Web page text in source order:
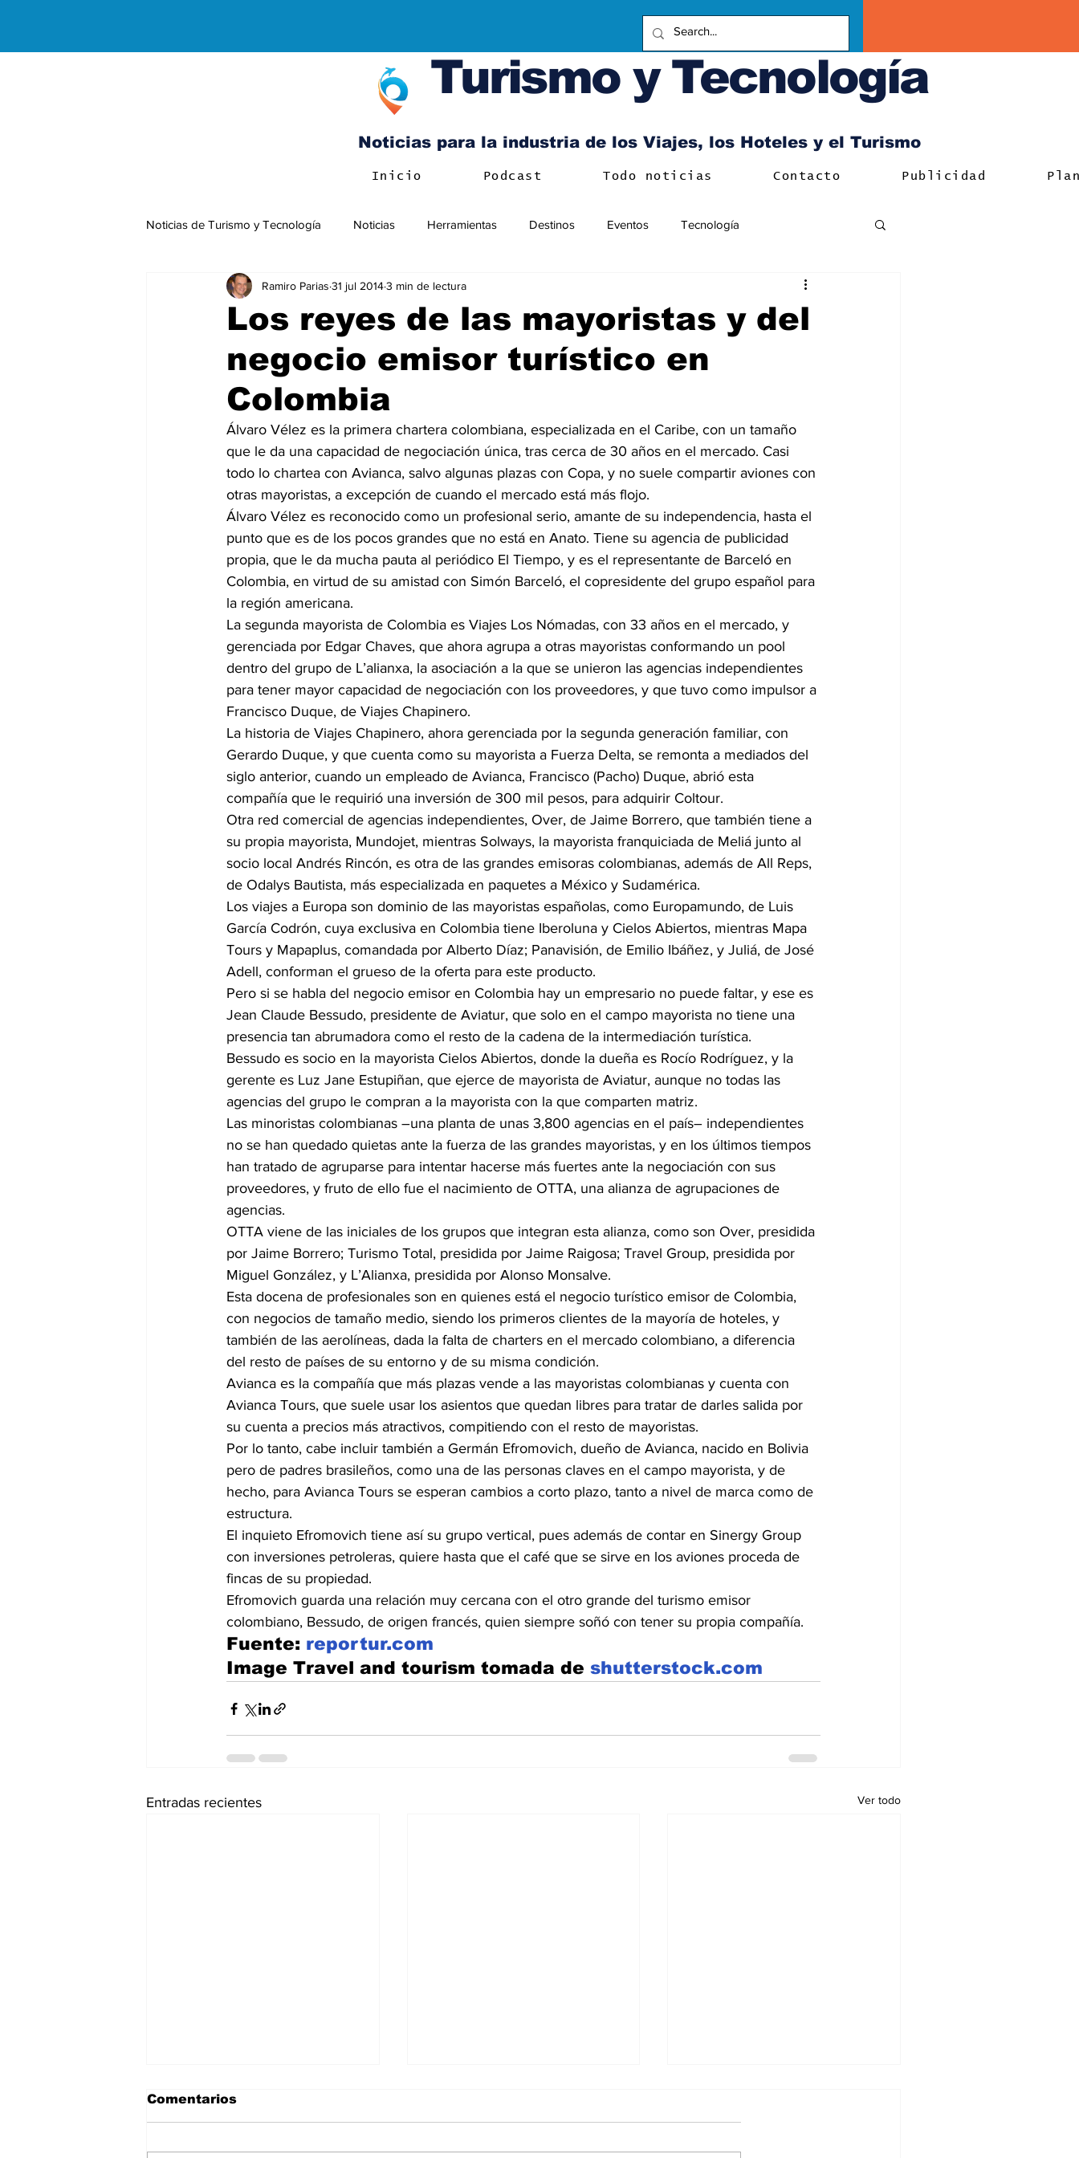
Turismo y Tecnología
Noticias para la industria de los Viajes, los Hoteles y el Turismo
Inicio Podcast Todo noticias Contacto Publicidad
Noticias de Turismo y Tecnología Noticias Herramientas Destinos Eventos Tecnología
Negocios Internacionales
Los reyes de las mayoristas y del
negocio emisor turístico en
Colombia
Ramiro Parias 31 jul 20143 min de lectura
Álvaro Vélez es la primera chartera colombiana, especializada en el Caribe, con un tamaño
que le da una capacidad de negociación única, tras cerca de 30 años en el mercado. Casi
todo lo chartea con Avianca, salvo algunas plazas con Copa, y no suele compartir aviones con
otras mayoristas, a excepción de cuando el mercado está más flojo.
Álvaro Vélez es reconocido como un profesional serio, amante de su independencia, hasta el
punto que es de los pocos grandes que no está en Anato. Tiene su agencia de publicidad
propia, que le da mucha pauta al periódico El Tiempo, y es el representante de Barceló en
Colombia, en virtud de su amistad con Simón Barceló, el copresidente del grupo español para
la región americana.
La segunda mayorista de Colombia es Viajes Los Nómadas, con 33 años en el mercado, y
gerenciada por Edgar Chaves, que ahora agrupa a otras mayoristas conformando un pool
dentro del grupo de L’alianxa, la asociación a la que se unieron las agencias independientes
para tener mayor capacidad de negociación con los proveedores, y que tuvo como impulsor a
Francisco Duque, de Viajes Chapinero.
La historia de Viajes Chapinero, ahora gerenciada por la segunda generación familiar, con
Gerardo Duque, y que cuenta como su mayorista a Fuerza Delta, se remonta a mediados del
siglo anterior, cuando un empleado de Avianca, Francisco (Pacho) Duque, abrió esta
compañía que le requirió una inversión de 300 mil pesos, para adquirir Coltour.
Otra red comercial de agencias independientes, Over, de Jaime Borrero, que también tiene a
su propia mayorista, Mundojet, mientras Solways, la mayorista franquiciada de Meliá junto al
socio local Andrés Rincón, es otra de las grandes emisoras colombianas, además de All Reps,
de Odalys Bautista, más especializada en paquetes a México y Sudamérica.
Los viajes a Europa son dominio de las mayoristas españolas, como Europamundo, de Luis
García Codrón, cuya exclusiva en Colombia tiene Iberoluna y Cielos Abiertos, mientras Mapa
Tours y Mapaplus, comandada por Alberto Díaz; Panavisión, de Emilio Ibáñez, y Juliá, de José
Adell, conforman el grueso de la oferta para este producto.
Pero si se habla del negocio emisor en Colombia hay un empresario no puede faltar, y ese es
Jean Claude Bessudo, presidente de Aviatur, que solo en el campo mayorista no tiene una
presencia tan abrumadora como el resto de la cadena de la intermediación turística.
Bessudo es socio en la mayorista Cielos Abiertos, donde la dueña es Rocío Rodríguez, y la
gerente es Luz Jane Estupiñan, que ejerce de mayorista de Aviatur, aunque no todas las
agencias del grupo le compran a la mayorista con la que comparten matriz.
Las minoristas colombianas –una planta de unas 3,800 agencias en el país– independientes
no se han quedado quietas ante la fuerza de las grandes mayoristas, y en los últimos tiempos
han tratado de agruparse para intentar hacerse más fuertes ante la negociación con sus
proveedores, y fruto de ello fue el nacimiento de OTTA, una alianza de agrupaciones de
agencias.
OTTA viene de las iniciales de los grupos que integran esta alianza, como son Over, presidida
por Jaime Borrero; Turismo Total, presidida por Jaime Raigosa; Travel Group, presidida por
Miguel González, y L’Alianxa, presidida por Alonso Monsalve.
Esta docena de profesionales son en quienes está el negocio turístico emisor de Colombia,
con negocios de tamaño medio, siendo los primeros clientes de la mayoría de hoteles, y
también de las aerolíneas, dada la falta de charters en el mercado colombiano, a diferencia
del resto de países de su entorno y de su misma condición.
Avianca es la compañía que más plazas vende a las mayoristas colombianas y cuenta con
Avianca Tours, que suele usar los asientos que quedan libres para tratar de darles salida por
su cuenta a precios más atractivos, compitiendo con el resto de mayoristas.
Por lo tanto, cabe incluir también a Germán Efromovich, dueño de Avianca, nacido en Bolivia
pero de padres brasileños, como una de las personas claves en el campo mayorista, y de
hecho, para Avianca Tours se esperan cambios a corto plazo, tanto a nivel de marca como de
estructura.
El inquieto Efromovich tiene así su grupo vertical, pues además de contar en Sinergy Group
con inversiones petroleras, quiere hasta que el café que se sirve en los aviones proceda de
fincas de su propiedad.
Efromovich guarda una relación muy cercana con el otro grande del turismo emisor
colombiano, Bessudo, de origen francés, quien siempre soñó con tener su propia compañía.
Fuente: reportur.com
Image Travel and tourism tomada de shutterstock.com
Entradas recientes Ver todo
Comentarios